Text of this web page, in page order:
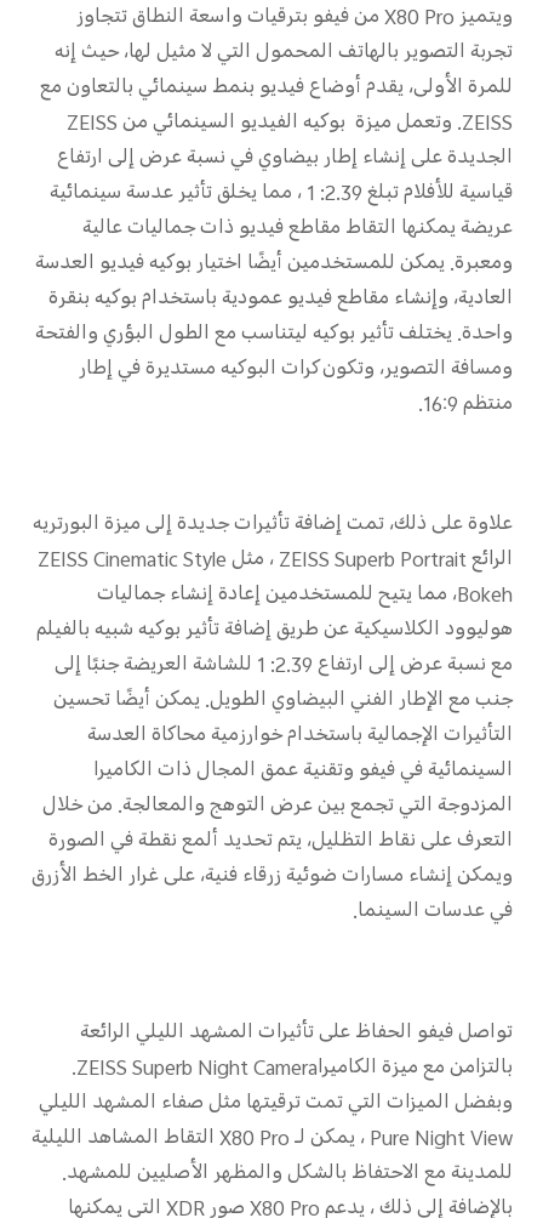
ويتميز X80 Pro من فيفو بترقيات واسعة النطاق تتجاوز
تجربة التصوير بالهاتف المحمول التي لا مثيل لها، حيث إنه
للمرة الأولى، يقدم أوضاع فيديو بنمط سينمائي بالتعاون مع
ZEISS. وتعمل ميزة بوكيه الفيديو السينمائي من ZEISS
الجديدة على إنشاء إطار بيضاوي في نسبة عرض إلى ارتفاع
قياسية للأفلام تبلغ 2.39: 1 ، مما يخلق تأثير عدسة سينمائية
عريضة يمكنها التقاط مقاطع فيديو ذات جماليات عالية
ومعبرة. يمكن للمستخدمين أيضًا اختيار بوكيه فيديو العدسة
العادية، وإنشاء مقاطع فيديو عمودية باستخدام بوكيه بنقرة
واحدة. يختلف تأثير بوكيه ليتناسب مع الطول البؤري والفتحة
ومسافة التصوير، وتكون كرات البوكيه مستديرة في إطار
منتظم 16:9.
علاوة على ذلك، تمت إضافة تأثيرات جديدة إلى ميزة البورتريه
الرائع ZEISS Superb Portrait ، مثل ZEISS Cinematic Style
Bokeh، مما يتيح للمستخدمين إعادة إنشاء جماليات
هوليوود الكلاسيكية عن طريق إضافة تأثير بوكيه شبيه بالفيلم
مع نسبة عرض إلى ارتفاع 2.39: 1 للشاشة العريضة جنبًا إلى
جنب مع الإطار الفني البيضاوي الطويل. يمكن أيضًا تحسين
التأثيرات الإجمالية باستخدام خوارزمية محاكاة العدسة
السينمائية في فيفو وتقنية عمق المجال ذات الكاميرا
المزدوجة التي تجمع بين عرض التوهج والمعالجة. من خلال
التعرف على نقاط التظليل، يتم تحديد ألمع نقطة في الصورة
ويمكن إنشاء مسارات ضوئية زرقاء فنية، على غرار الخط الأزرق
في عدسات السينما.
تواصل فيفو الحفاظ على تأثيرات المشهد الليلي الرائعة
بالتزامن مع ميزة الكاميراZEISS Superb Night Camera.
وبفضل الميزات التي تمت ترقيتها مثل صفاء المشهد الليلي
Pure Night View ، يمكن لـ X80 Pro التقاط المشاهد الليلية
للمدينة مع الاحتفاظ بالشكل والمظهر الأصليين للمشهد.
بالإضافة إلى ذلك ، يدعم X80 Pro صور XDR التي يمكنها